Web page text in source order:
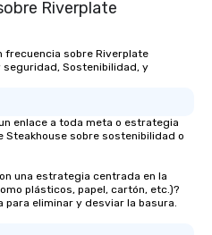
Riverplate
frecuencia sobre Riverplate
seguridad, Sostenibilidad, y
enlace a toda meta o estrategia
Steakhouse sobre sostenibilidad o
una estrategia centrada en la
plásticos, papel, cartón, etc.)?
eliminar y desviar la basura.